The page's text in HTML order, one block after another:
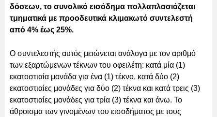
δόσεων, το συνολικό εισόδημα πολλαπλασιάζεται
τμηματικά με προοδευτικά κλιμακωτό συντελεστή
από 4% έως 25%.
Ο συντελεστής αυτός μειώνεται ανάλογα με τον αριθμό
των εξαρτώμενων τέκνων του οφειλέτη: κατά μία (1)
εκατοστιαία μονάδα για ένα (1) τέκνο, κατά δύο (2)
εκατοστιαίες μονάδες για δύο (2) τέκνα και κατά τρεις (3)
εκατοστιαίες μονάδες για τρία (3) τέκνα και άνω. Το
άθροισμα των γινομένων του εισοδήματος με τους